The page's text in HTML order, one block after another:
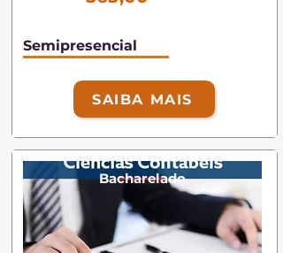
Semipresencial
SAIBA MAIS
Bacharelado